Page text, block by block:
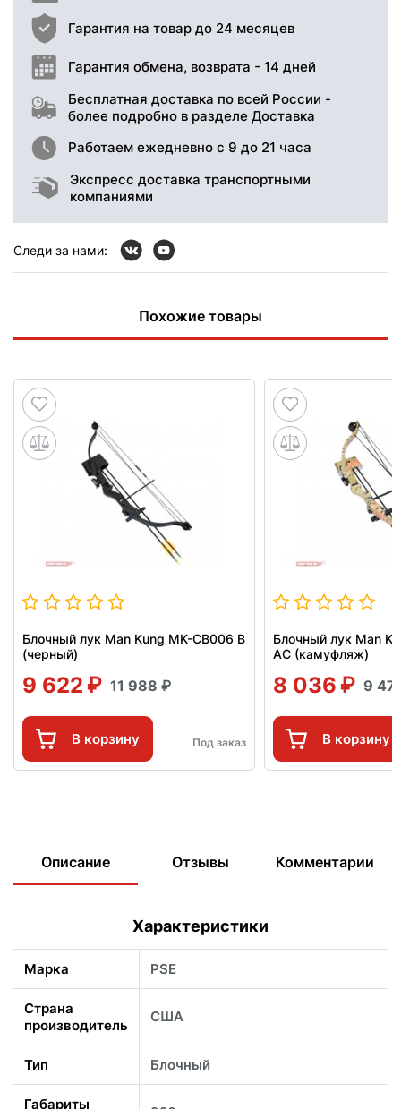
Гарантия на товар до 24 месяцев
Гарантия обмена, возврата - 14 дней
Бесплатная доставка по всей России -
более подробно в разделе Доставка
Работаем ежедневно с 9 до 21 часа
Экспресс доставка транспортными
компаниями
Следи за нами:
Похожие товары
Блочный лук Man Kung MK-CB006 B
(черный)
9 622 11 988
В корзину Под заказ
Блочный лук Man
AC (камуфляж)
8 036 9
В корзину
Описание Отзывы Комментарии
Характеристики
Марка PSE
Страна
производитель
США
Тип Блочный
Габариты